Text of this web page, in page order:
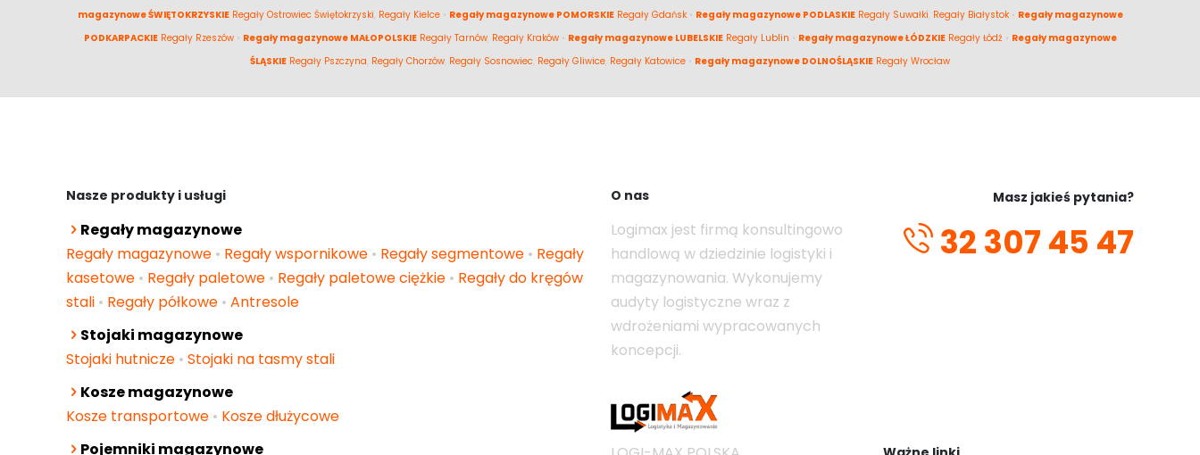
magazynowe ŚWIĘTOKRZYSKIE Regały Ostrowiec Świętokrzyski Regały Kielce• Regały magazynowe POMORSKIE Regały Gdańsk• Regały magazynowe PODLASKIE Regały Suwałki Regały Białystok• Regały magazynowe
PODKARPACKIE Regały Rzeszów• Regały magazynowe MAŁOPOLSKIE Regały Tarnów, Regały Kraków• Regały magazynowe LUBELSKIE Regały Lublin • Regały magazynowe ŁÓDZKIE Regały Łódź• Regały magazynowe
ŚLĄSKIE Regały Pszczyna Regały Chorzów Regały Sosnowiec Regały Gliwice Regały Katowice • Regały magazynowe DOLNOŚLĄSKIE Regały Wrocław
Nasze produkty i usługi
Regały magazynowe
Regały magazynowe • Regały wspornikowe • Regały segmentowe • Regały
kasetowe • Regały paletowe • Regały paletowe ciężkie • Regały do kręgów
stali • Regały półkowe • Antresole
Stojaki magazynowe
Stojaki hutnicze • Stojaki na tasmy stali
Kosze magazynowe
Kosze transportowe • Kosze dłużycowe
Pojemniki magazynowe
O nas
Logimax jest firmą konsultingowo
handlową w dziedzinie logistyki i
magazynowania. Wykonujemy
audyty logistyczne wraz z
wdrożeniami wypracowanych
koncepcji.
Masz jakieś pytania?
32 307 45 47